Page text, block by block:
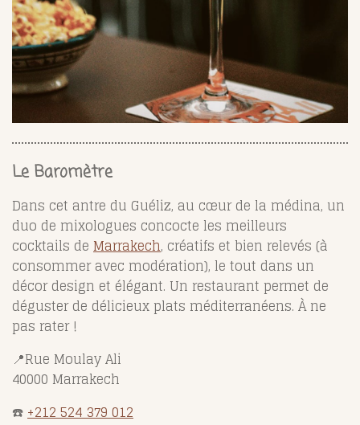
Le Baromètre
Dans cet antre du Guéliz, au cœur de la médina, un
duo de mixologues concocte les meilleurs
cocktails de Marrakech, créatifs et bien relevés (à
consommer avec modération), le tout dans un
décor design et élégant. Un restaurant permet de
déguster de délicieux plats méditerranéens. À ne
pas rater !
📍Rue Moulay Ali
40000 Marrakech
☎️+212 524 379 012